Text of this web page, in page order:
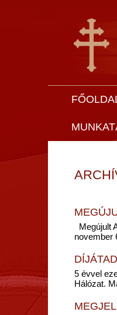
Megújult
november
5 évvel
Hálózat.